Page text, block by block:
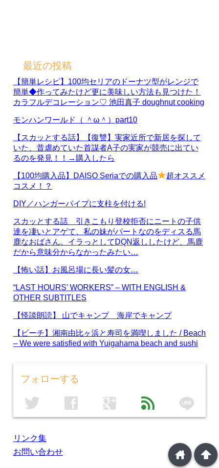
最近の投稿
【簡単レシピ】100均セリアのドーナツ型がレンジで
簡単◆作ってみたけど更に美味しい方法も見つけた！
カラフルデコレーション♡ 池田真子 doughnut cooking
モンハンワールド（ ＾ω＾）part10
【スカッとする話】【復讐】実家近所で新居を探して
いた、昔虐めていた首謀者A子の実家が競売に出てい
るのを発見！！→購入したら
【100均購入品】DAISO Seriaでの購入品
超オススメ
コスメ！？
DIY／ハンガーパイプに支柱を付ける!
スカッとする話 引きこもり登校拒否にニートの子供
達を凄いとアゲて、私の妹がパートなのをディスる馬
鹿なおばさん。イラっとしてDQN返ししたけど、馬鹿
だから意味分からなかったみたい…
【怖い話】お風呂場に長い髪の女…
“LAST HOURS’ WORKERS” – WITH ENGLISH &
OTHER SUBTITLES
【怪談朗読】 山でキャンプ 海岸でキャンプ
【ビーチ】湘南由比ヶ浜と寿司を満喫しました / Beach
– We were satisfied with Yuigahama beach and sushi
フォローする
twitter facebook google feed line
リンク集
お問い合わせ
arrowup
home